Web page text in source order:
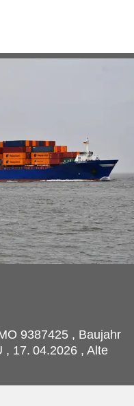
9387425 , Baujahr
, 17. 04.2026 , Alte